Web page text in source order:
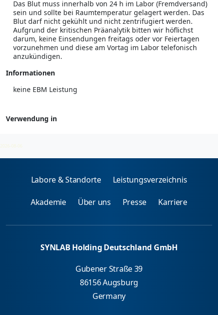
Das Blut muss innerhalb von 24 h im Labor (Fremdversand)
sein und sollte bei Raumtemperatur gelagert werden. Das
Blut darf nicht gekühlt und nicht zentrifugiert werden.
Aufgrund der kritischen Präanalytik bitten wir höflichst
darum, keine Einsendungen freitags oder vor Feiertagen
vorzunehmen und diese am Vortag im Labor telefonisch
anzukündigen.
Informationen
keine EBM Leistung
Verwendung in
2026-08-06
Labore & Standorte Leistungsverzeichnis
Akademie Über uns Presse Karriere
SYNLAB Holding Deutschland GmbH
Gubener Straße 39
86156 Augsburg
Germany